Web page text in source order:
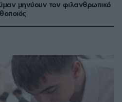
μηνύουν τον φιλανθρωπικό